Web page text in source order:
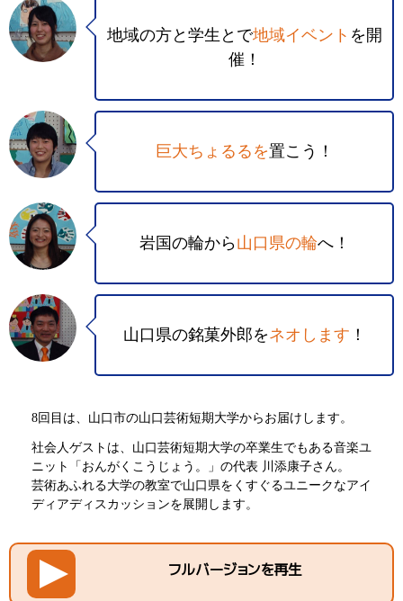
地域の方と学生とで地域イベント を開
催！
巨大ちょるるを置こう！
岩国の輪から山口県の輪へ！
山口県の銘菓外郎をネオします ！
8回目は、山口市の山口芸術短期大学からお届けします。
社会人ゲストは、山口芸術短期大学の卒業生でもある音楽ユ
ニット「おんがくこうじょう。」の代表 川添康子さん。
芸術あふれる大学の教室で山口県をくすぐるユニークなアイ
ディアディスカッションを展開します。
フルバージョンを再生